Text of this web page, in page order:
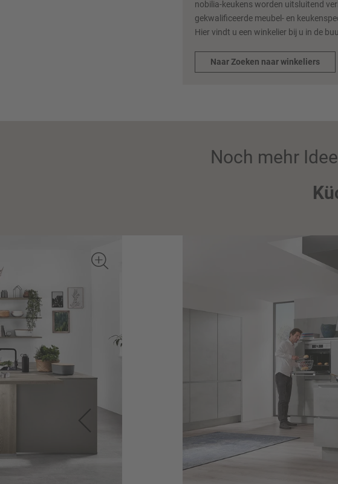
nobilia-keukens worden uitsluitend
gekwalificeerde meubel- en
Hier vindt u een winkelier bij u in de
Naar Zoeken naar winkeliers
Noch mehr